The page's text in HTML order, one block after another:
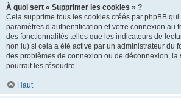
À quoi sert « Supprimer les cookies » ?
Cela supprime tous les cookies créés par phpBB
paramètres d’authentification et votre connexion au
des fonctionnalités telles que les indicateurs de
non lu) si cela a été activé par un administrateur du
des problèmes de connexion ou de déconnexion, la
pourrait les résoudre.
Haut